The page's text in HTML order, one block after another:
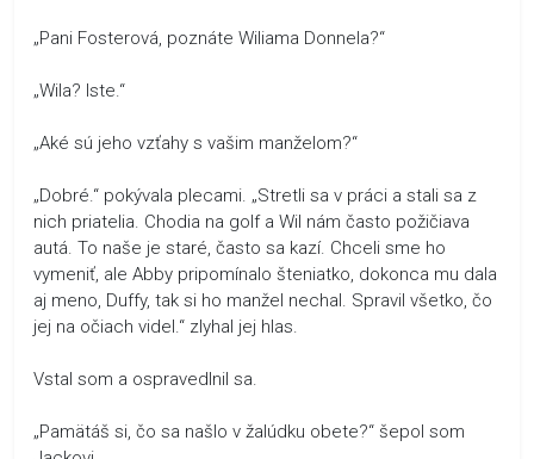
„Pani Fosterová, poznáte Wiliama Donnela?“
„Wila? Iste.“
„Aké sú jeho vzťahy s vašim manželom?“
„Dobré.“ pokývala plecami. „Stretli sa v práci a stali sa z
nich priatelia. Chodia na golf a Wil nám často požičiava
autá. To naše je staré, často sa kazí. Chceli sme ho
vymeniť, ale Abby pripomínalo šteniatko, dokonca mu dala
aj meno, Duffy, tak si ho manžel nechal. Spravil všetko, čo
jej na očiach videl.“ zlyhal jej hlas.
Vstal som a ospravedlnil sa.
„Pamätáš si, čo sa našlo v žalúdku obete?“ šepol som